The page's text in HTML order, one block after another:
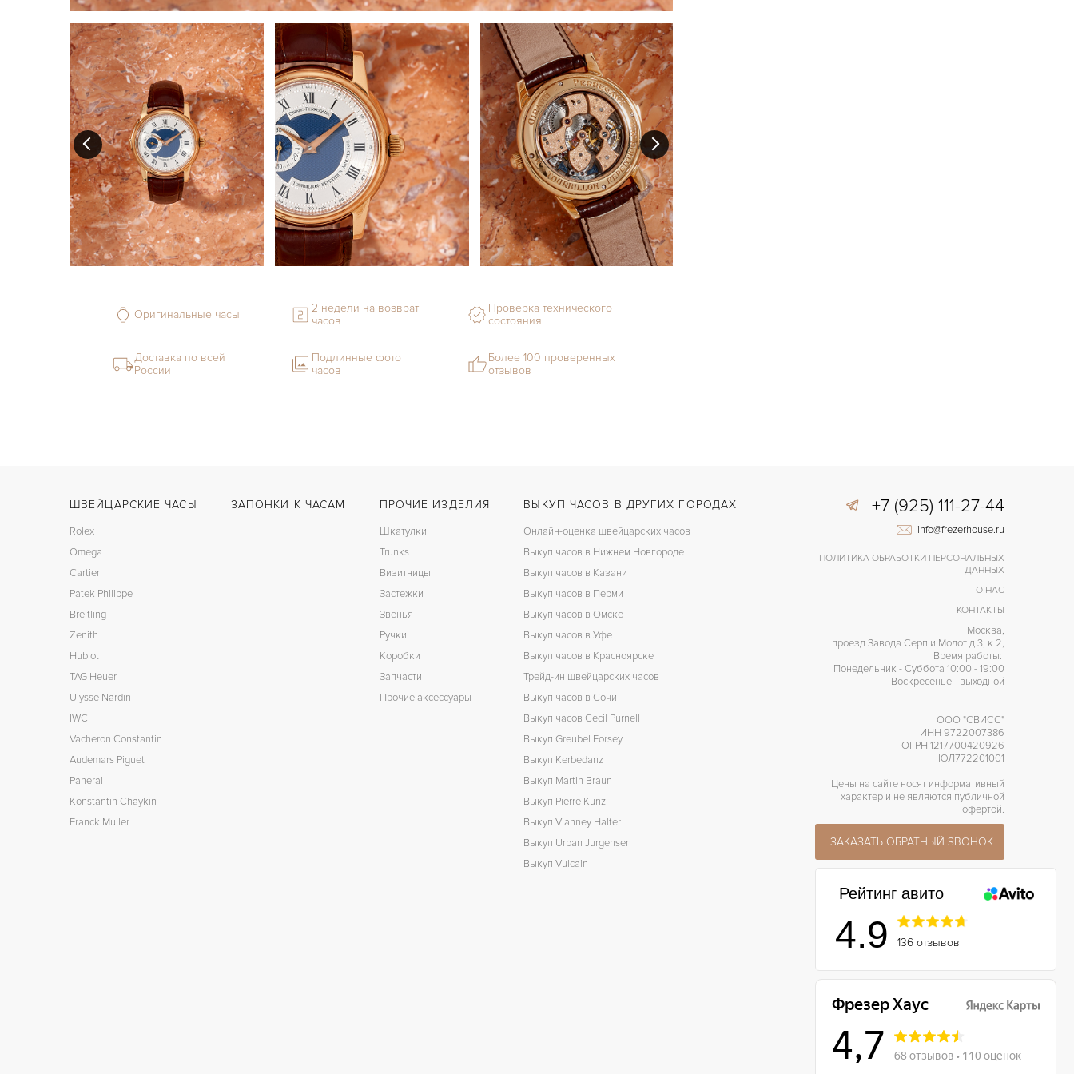
Оригинальные часы
2 недели на возврат
часов
Проверка технического
состояния
Доставка по всей
России
Подлинные фото
часов
Более 100 проверенных
отзывов
ШВЕЙЦАРСКИЕ ЧАСЫ
Rolex
Omega
Cartier
Patek Philippe
Breitling
Zenith
Hublot
TAG Heuer
Ulysse Nardin
IWC
Vacheron Constantin
Audemars Piguet
Panerai
Konstantin Chaykin
Franck Muller
ЗАПОНКИ К ЧАСАМ ПРОЧИЕ ИЗДЕЛИЯ
Шкатулки
Trunks
Визитницы
Застежки
Звенья
Ручки
Коробки
Запчасти
Прочие аксессуары
ВЫКУП ЧАСОВ В ДРУГИХ ГОРОДАХ
Онлайн-оценка швейцарских часов
Выкуп часов в Нижнем Новгороде
Выкуп часов в Казани
Выкуп часов в Перми
Выкуп часов в Омске
Выкуп часов в Уфе
Выкуп часов в Красноярске
Трейд-ин швейцарских часов
Выкуп часов в Сочи
Выкуп часов Cecil Purnell
Выкуп Greubel Forsey
Выкуп Kerbedanz
Выкуп Martin Braun
Выкуп Pierre Kunz
Выкуп Vianney Halter
Выкуп Urban Jurgensen
Выкуп Vulcain
+7 (925) 111-27-44
info@frezerhouse.ru
ПОЛИТИКА ОБРАБОТКИ ПЕРСОНАЛЬНЫХ
ДАННЫХ
О НАС
КОНТАКТЫ
Москва,
проезд Завода Серп и Молот д 3, к 2,
Время работы:
Понедельник - Суббота 10:00 - 19:00
Воскресенье - выходной
ООО "СВИСС"
ИНН 9722007386
ОГРН 1217700420926
ЮЛ772201001
Цены на сайте носят информативный
характер и не являются публичной
офертой.
ЗАКАЗАТЬ ОБРАТНЫЙ ЗВОНОК
Рейтинг авито
4.9 136 отзывов